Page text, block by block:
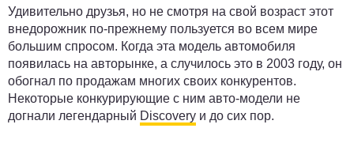
Удивительно друзья, но не смотря на свой возраст этот
внедорожник по-прежнему пользуется во всем мире
большим спросом. Когда эта модель автомобиля
появилась на авторынке, а случилось это в 2003 году, он
обогнал по продажам многих своих конкурентов.
Некоторые конкурирующие с ним авто-модели не
догнали легендарный Discovery и до сих пор.